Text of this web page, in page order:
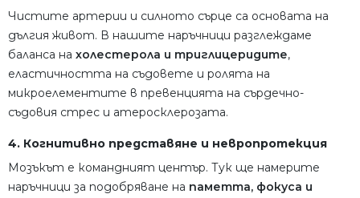
Чистите артерии и силното сърце са основата на
дългия живот. В нашите наръчници разглеждаме
баланса на холестерола и триглицеридите,
еластичността на съдовете и ролята на
микроелементите в превенцията на сърдечно-
съдовия стрес и атеросклерозата.
4. Когнитивно представяне и невропротекция
Мозъкът е командният център. Тук ще намерите
наръчници за подобряване на паметта, фокуса и